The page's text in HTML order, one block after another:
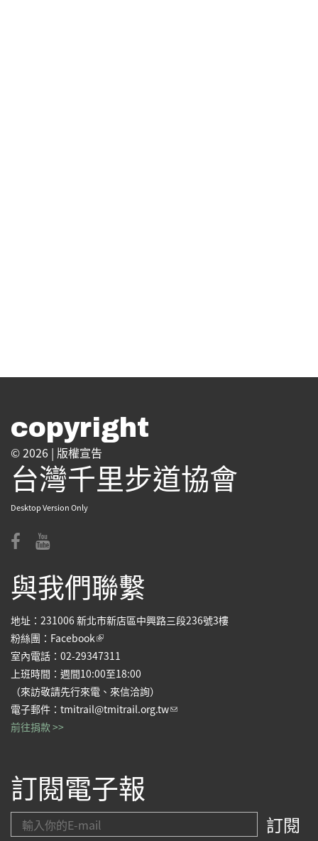
copyright
© 2026 | 版權宣告
台灣千里步道協會
Desktop Version Only
與我們聯繫
地址：231006 新北市新店區中興路三段236號3樓
粉絲團： Facebook(link is external)
室內電話：02-29347311
上班時間：週間10:00至18:00
（來訪敬請先行來電、來信洽詢）
電子郵件： tmitrail@tmitrail.org.tw(link sends e-mail)
前往捐款 >>
訂閱電子報